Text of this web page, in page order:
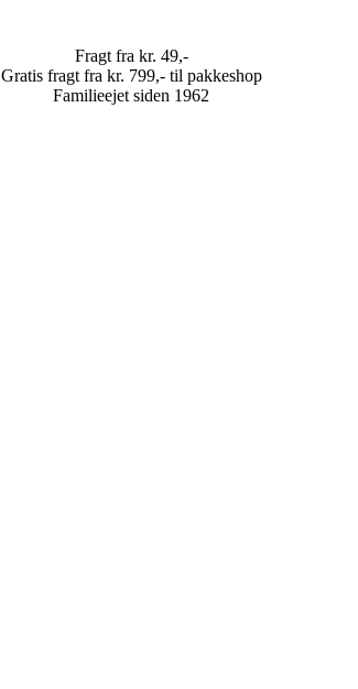
Fragt fra kr. 49,-
Gratis fragt fra kr. 799,- til pakkeshop
Familieejet siden 1962